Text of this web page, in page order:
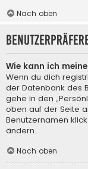
Nach oben
Wie kann ich
Wenn du dich
der Datenbank des
gehe in den
oben auf der Seite
Benutzernamen
ändern.
Nach oben